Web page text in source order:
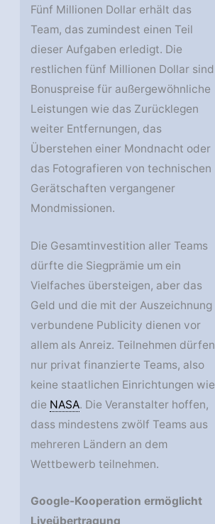
Fünf Millionen Dollar erhält das
Team, das zumindest einen Teil
dieser Aufgaben erledigt. Die
restlichen fünf Millionen Dollar sind
Bonuspreise für außergewöhnliche
Leistungen wie das Zurücklegen
weiter Entfernungen, das
Überstehen einer Mondnacht oder
das Fotografieren von technischen
Gerätschaften vergangener
Mondmissionen.
Die Gesamtinvestition aller Teams
dürfte die Siegprämie um ein
Vielfaches übersteigen, aber das
Geld und die mit der Auszeichnung
verbundene Publicity dienen vor
allem als Anreiz. Teilnehmen dürfen
nur privat finanzierte Teams, also
keine staatlichen Einrichtungen wie
die NASA. Die Veranstalter hoffen,
dass mindestens zwölf Teams aus
mehreren Ländern an dem
Wettbewerb teilnehmen.
Google-Kooperation ermöglicht
Liveübertragung